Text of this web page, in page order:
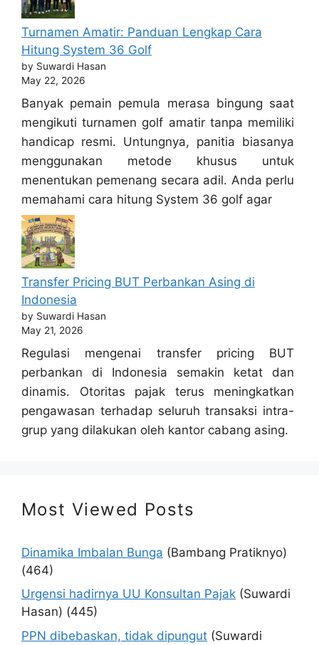
Turnamen Amatir: Panduan Lengkap Cara
Hitung System 36 Golf
by Suwardi Hasan
May 22, 2026
Banyak pemain pemula merasa bingung saat
mengikuti turnamen golf amatir tanpa memiliki
handicap resmi. Untungnya, panitia biasanya
menggunakan metode khusus untuk
menentukan pemenang secara adil. Anda perlu
memahami cara hitung System 36 golf agar
Transfer Pricing BUT Perbankan Asing di
Indonesia
by Suwardi Hasan
May 21, 2026
Regulasi mengenai transfer pricing BUT
perbankan di Indonesia semakin ketat dan
dinamis. Otoritas pajak terus meningkatkan
pengawasan terhadap seluruh transaksi intra-
grup yang dilakukan oleh kantor cabang asing.
Most Viewed Posts
Dinamika Imbalan Bunga (Bambang Pratiknyo)
(464)
Urgensi hadirnya UU Konsultan Pajak (Suwardi
Hasan) (445)
PPN dibebaskan, tidak dipungut (Suwardi